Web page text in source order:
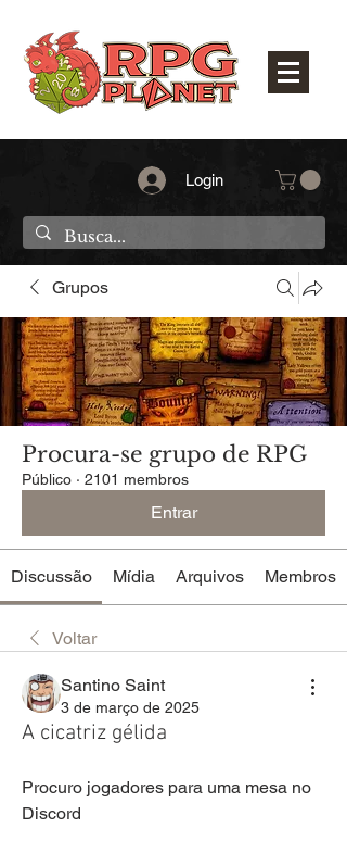
Login
Grupos
Procura-se grupo de RPG
Público · 2101 membros
Entrar
Discussão Mídia Arquivos Membros
Voltar
Santino Saint
3 de março de 2025
A cicatriz gélida
Procuro jogadores para uma mesa no
Discord